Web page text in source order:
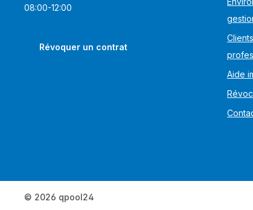
08:00-12:00
Révoquer un contrat
Clients
Aide
© 2026 qpool24